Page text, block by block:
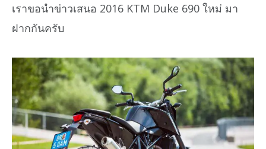
เราขอนำข่าวเสนอ 2016 KTM Duke 690 ใหม่ มา
ฝากกันครับ